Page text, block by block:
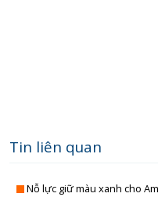
Tin liên quan
Nỗ lực giữ màu xanh cho